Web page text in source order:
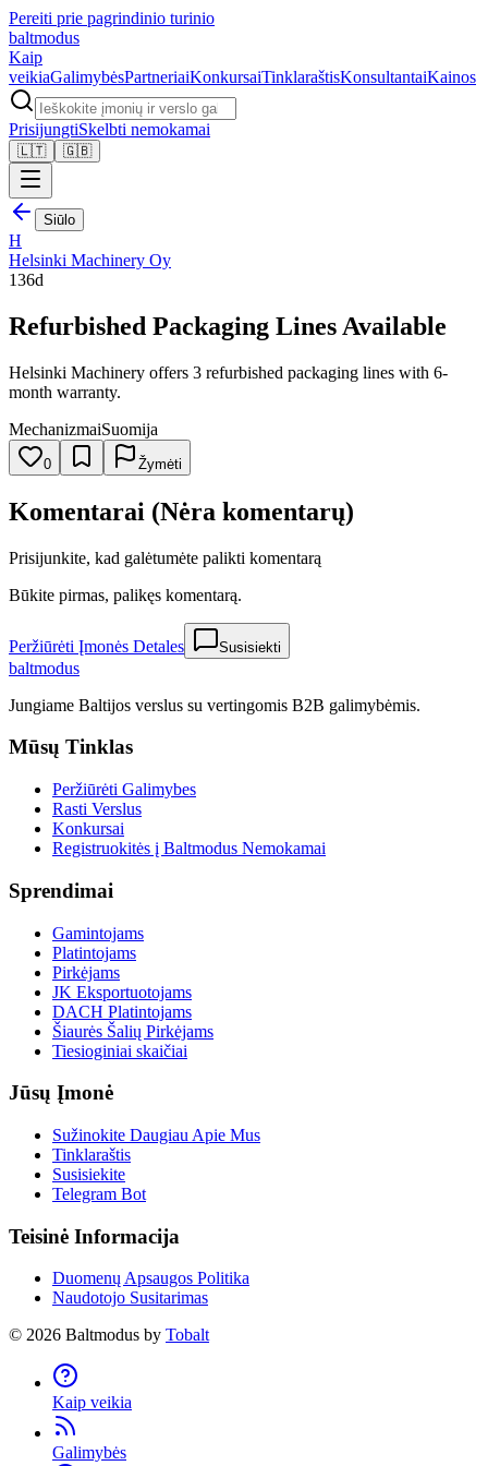
Pereiti prie pagrindinio turinio
baltmodus
Kaip
veikiaGalimybėsPartneriaiKonkursaiTinklaraštisKonsultantaiKainos
PrisijungtiSkelbti nemokamai
🇱🇹 🇬🇧
Siūlo
H
Helsinki Machinery Oy
136d
Refurbished Packaging Lines Available
Helsinki Machinery offers 3 refurbished packaging lines with 6-
month warranty.
MechanizmaiSuomija
0 Žymėti
Komentarai (Nėra komentarų)
Prisijunkite, kad galėtumėte palikti komentarą
Būkite pirmas, palikęs komentarą.
Peržiūrėti Įmonės Detales Susisiekti
baltmodus
Jungiame Baltijos verslus su vertingomis B2B galimybėmis.
Mūsų Tinklas
Peržiūrėti Galimybes
Rasti Verslus
Konkursai
Registruokitės į Baltmodus Nemokamai
Sprendimai
Gamintojams
Platintojams
Pirkėjams
JK Eksportuotojams
DACH Platintojams
Šiaurės Šalių Pirkėjams
Tiesioginiai skaičiai
Jūsų Įmonė
Sužinokite Daugiau Apie Mus
Tinklaraštis
Susisiekite
Telegram Bot
Teisinė Informacija
Duomenų Apsaugos Politika
Naudotojo Susitarimas
© 2026 Baltmodus by Tobalt
Kaip veikia
Galimybės